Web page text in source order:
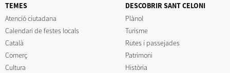
TEMES
Atenció ciutadana
Calendari de festes locals
Català
Comerç
Cultura
DESCOBRIR SANT CELONI
Plànol
Turisme
Rutes i passejades
Patrimoni
Història